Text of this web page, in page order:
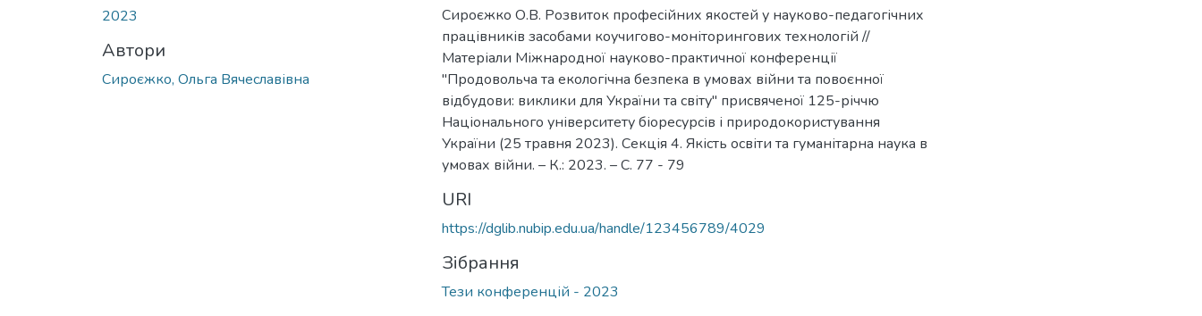
2023
Автори
Сироєжко, Ольга Вячеславівна
Сироєжко О.В. Розвиток професійних якостей у науково-педагогічних
працівників засобами коучигово-моніторингових технологій //
Матеріали Міжнародної науково-практичної конференції
"Продовольча та екологічна безпека в умовах війни та повоєнної
відбудови: виклики для України та світу" присвяченої 125-річчю
Національного університету біоресурсів і природокористування
України (25 травня 2023). Секція 4. Якість освіти та гуманітарна наука в
умовах війни. – К.: 2023. – С. 77 - 79
URI
https://dglib.nubip.edu.ua/handle/123456789/4029
Зібрання
Тези конференцій - 2023